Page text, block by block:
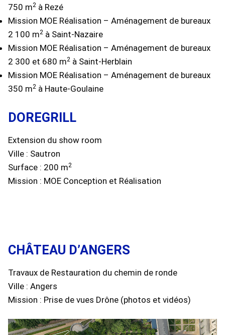
750 m2 à Rezé
Mission MOE Réalisation – Aménagement de bureaux
2 100 m2 à Saint-Nazaire
Mission MOE Réalisation – Aménagement de bureaux
2 300 et 680 m2 à Saint-Herblain
Mission MOE Réalisation – Aménagement de bureaux
350 m2 à Haute-Goulaine
DOREGRILL
Extension du show room
Ville : Sautron
Surface : 200 m2
Mission : MOE Conception et Réalisation
CHÂTEAU D’ANGERS
Travaux de Restauration du chemin de ronde
Ville : Angers
Mission : Prise de vues Drône (photos et vidéos)